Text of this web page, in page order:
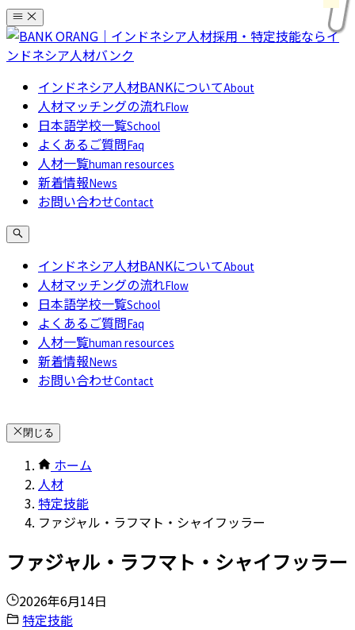
コ
ン
テ
インドネシア人材BANKについてAbout
人材マッチングの流れFlow
日本語学校一覧School
よくあるご質問Faq
人材一覧human resources
新着情報News
お問い合わせContact
インドネシア人材BANKについてAbout
人材マッチングの流れFlow
日本語学校一覧School
よくあるご質問Faq
人材一覧human resources
新着情報News
お問い合わせContact
閉じる
ホーム
人材
特定技能
ファジャル・ラフマト・シャイフッラー
ファジャル・ラフマト・シャイフッラー
2026年6月14日
特定技能